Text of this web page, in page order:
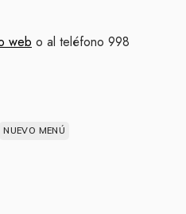
web o al teléfono 998
NUEVO MENÚ